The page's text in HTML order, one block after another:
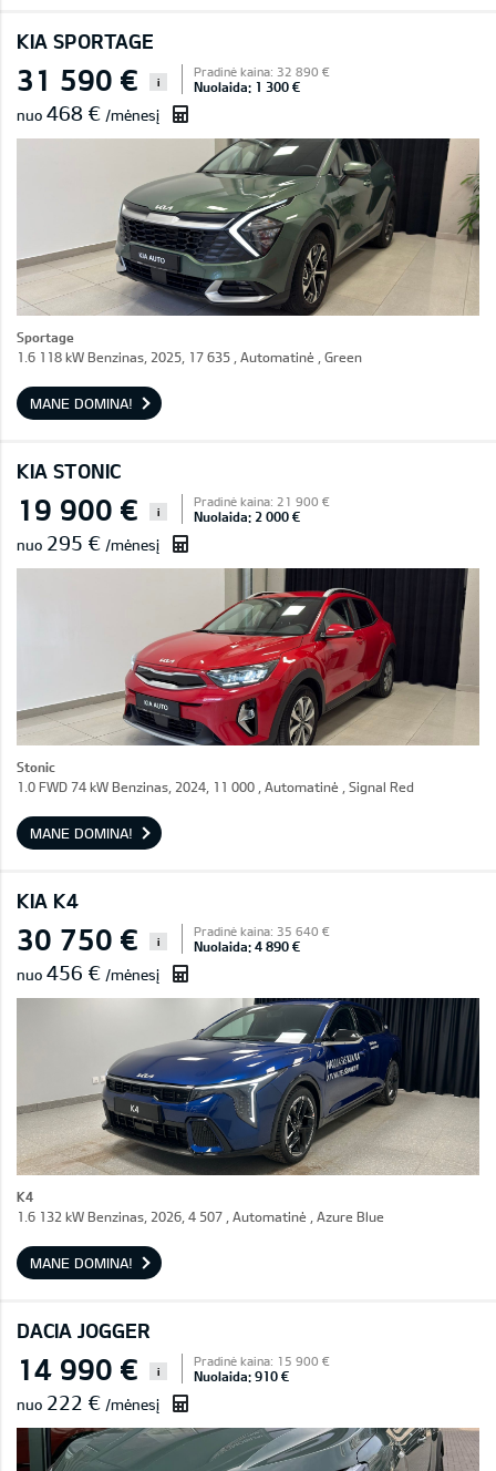
KIA SPORTAGE
31 590 € i
Pradinė kaina: 32 890 €
Nuolaida: 1 300 €
nuo 468 € /mėnesį
Sportage
1.6 118 kW Benzinas, 2025, 17 635 , Automatinė , Green
MANE DOMINA!
KIA STONIC
19 900 € i
Pradinė kaina: 21 900 €
Nuolaida: 2 000 €
nuo 295 € /mėnesį
Stonic
1.0 FWD 74 kW Benzinas, 2024, 11 000 , Automatinė , Signal Red
MANE DOMINA!
KIA K4
30 750 € i
Pradinė kaina: 35 640 €
Nuolaida: 4 890 €
nuo 456 € /mėnesį
K4
1.6 132 kW Benzinas, 2026, 4 507 , Automatinė , Azure Blue
MANE DOMINA!
DACIA JOGGER
14 990 € i
Pradinė kaina: 15 900 €
Nuolaida: 910 €
nuo 222 € /mėnesį